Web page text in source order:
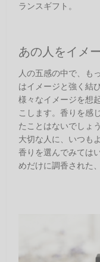
ランスギフト。
あの人をイメ
人の五感の中で、も
はイメージと強く結
様々なイメージを想
こします。香りを感
たことはないでしょう
大切な人に、いつも
香りを選んでみては
めだけに調香された